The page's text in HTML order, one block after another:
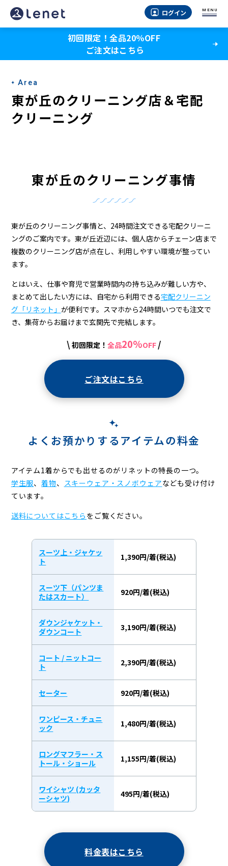
東
が
の
ク
リ
ー
宅
配
ク
リ
ー
ニ
ログイン MENU
初回限定！全品20％OFF
ご注文はこちら
Area
東が丘のクリーニング店＆宅配
クリーニング
東が丘のクリーニング事情
東が丘のクリーニング事情と、24時間注文できる宅配クリーニ
ングのご案内です。東が丘近辺には、個人店からチェーン店まで
複数のクリーニング店が点在し、利用しやすい環境が整ってい
ます。
とはいえ、仕事や育児で営業時間内の持ち込みが難しい方や、
まとめて出したい方には、自宅から利用できる宅配クリーニン
グ「リネット」 が便利です。スマホから24時間いつでも注文で
き、集荷からお届けまで玄関先で完結します。
\ 初回限定！ 全品20%OFF /
ご注文はこちら
よくお預かりするアイテムの料金
アイテム1着からでも出せるのがリネットの特長の一つ。
学生服、着物、 スキーウェア・スノボウェアなども受け付け
ています。
送料についてはこちら をご覧ください。
スーツ上・ジャケッ
ト
1,390円/着(税込)
スーツ下（パンツま
たはスカート）
920円/着(税込)
ダウンジャケット・
ダウンコート
3,190円/着(税込)
コート / ニットコー
ト
2,390円/着(税込)
セーター 920円/着(税込)
ワンピース・チュニ
ック
1,480円/着(税込)
ロングマフラー・ス
トール・ショール
1,155円/着(税込)
ワイシャツ (カッタ
ーシャツ)
495円/着(税込)
料金表はこちら